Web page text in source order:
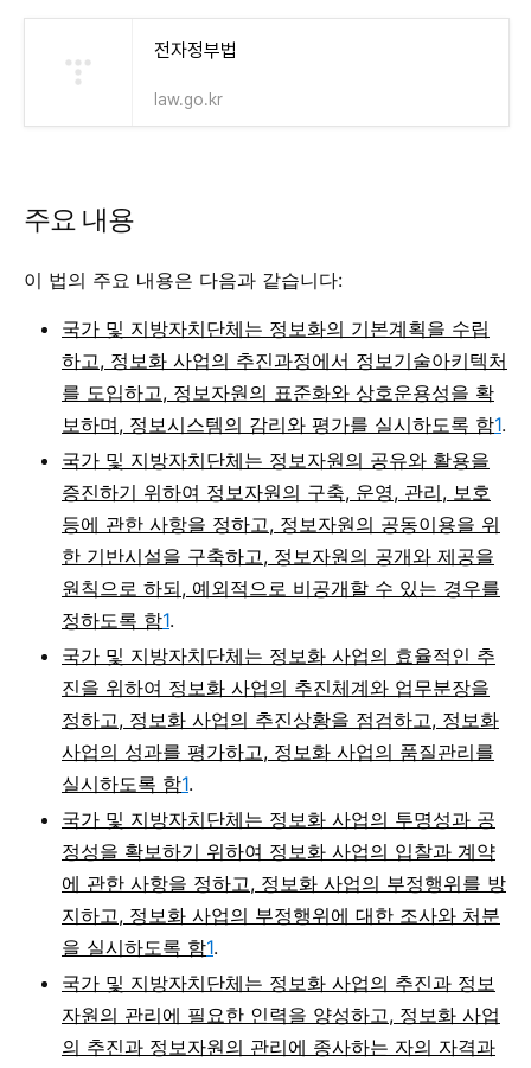
전자정부법
law.go.kr
주요 내용
이 법의 주요 내용은 다음과 같습니다:
국가 및 지방자치단체는 정보화의 기본계획을 수립
하고, 정보화 사업의 추진과정에서 정보기술아키텍처
를 도입하고, 정보자원의 표준화와 상호운용성을 확
보하며, 정보시스템의 감리와 평가를 실시하도록 함1.
국가 및 지방자치단체는 정보자원의 공유와 활용을
증진하기 위하여 정보자원의 구축, 운영, 관리, 보호
등에 관한 사항을 정하고, 정보자원의 공동이용을 위
한 기반시설을 구축하고, 정보자원의 공개와 제공을
원칙으로 하되, 예외적으로 비공개할 수 있는 경우를
정하도록 함1.
국가 및 지방자치단체는 정보화 사업의 효율적인 추
진을 위하여 정보화 사업의 추진체계와 업무분장을
정하고, 정보화 사업의 추진상황을 점검하고, 정보화
사업의 성과를 평가하고, 정보화 사업의 품질관리를
실시하도록 함1.
국가 및 지방자치단체는 정보화 사업의 투명성과 공
정성을 확보하기 위하여 정보화 사업의 입찰과 계약
에 관한 사항을 정하고, 정보화 사업의 부정행위를 방
지하고, 정보화 사업의 부정행위에 대한 조사와 처분
을 실시하도록 함1.
국가 및 지방자치단체는 정보화 사업의 추진과 정보
자원의 관리에 필요한 인력을 양성하고, 정보화 사업
의 추진과 정보자원의 관리에 종사하는 자의 자격과